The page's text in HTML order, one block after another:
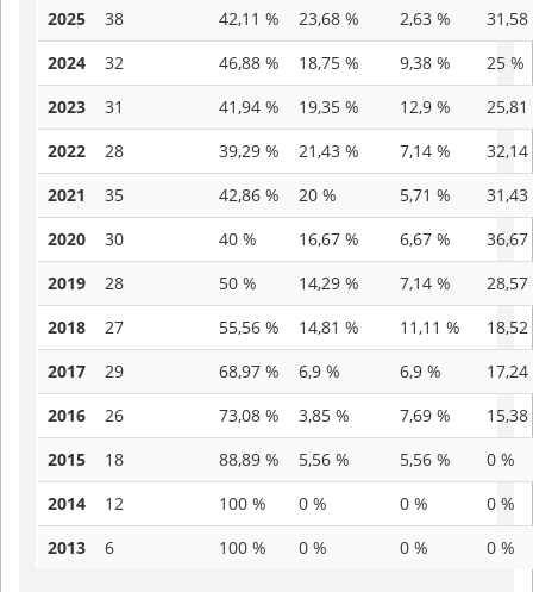
2025 38 42,11 % 23,68 % 2,63 %
31,58
2024
32 46,88 % 18,75 % 9,38 %
25 %
2023
31 41,94 % 19,35 % 12,9 %
25,81
2022
28 39,29 % 21,43 % 7,14 %
32,14
2021
35 42,86 % 20 % 5,71 %
31,43
2020
30 40 % 16,67 % 6,67 %
36,67
2019
28 50 % 14,29 % 7,14 %
28,57
2018
27 55,56 % 14,81 % 11,11 %
18,52
2017
29 68,97 % 6,9 % 6,9 %
17,24
2016
26 73,08 % 3,85 % 7,69 %
15,38
2015
18 88,89 % 5,56 % 5,56 %
0 %
2014
12 100 % 0 % 0 %
0 %
2013
6 100 % 0 % 0 % 0 %